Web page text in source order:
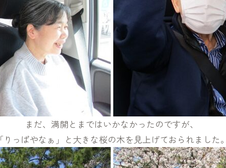
まだ、満開とまではいかなかったのですが、
「りっぱやなぁ」と大きな桜の木を見上げておられました